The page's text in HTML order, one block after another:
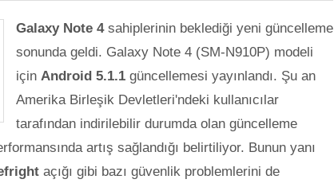
Galaxy Note 4 sahiplerinin beklediği yeni güncelleme
sonunda geldi. Galaxy Note 4 (SM-N910P) modeli
için Android 5.1.1 güncellemesi yayınlandı. Şu an
Amerika Birleşik Devletleri'ndeki kullanıcılar
tarafından indirilebilir durumda olan güncelleme
artış sağlandığı belirtiliyor. Bunun yanı
açığı gibi bazı güvenlik problemlerini de